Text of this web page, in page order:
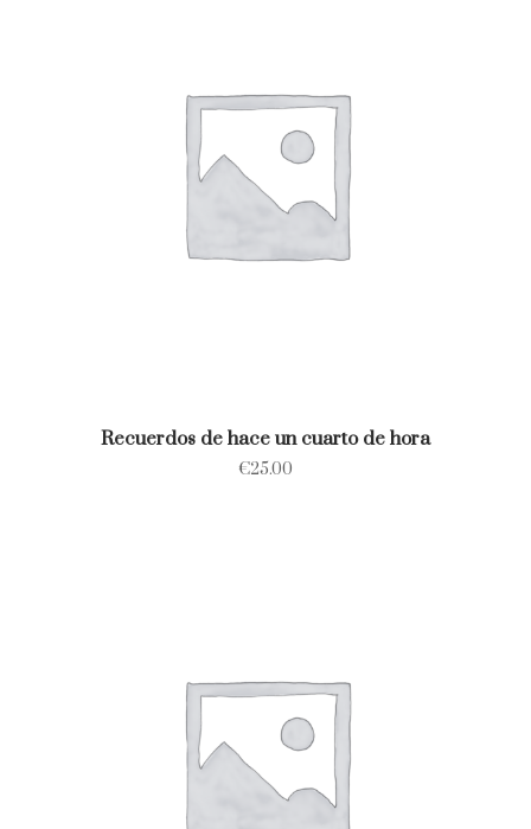
Recuerdos de hace un cuarto de hora
€25.00